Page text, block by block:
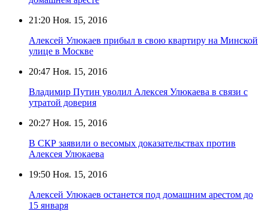
21:20 Ноя. 15, 2016
Алексей Улюкаев прибыл в свою квартиру на Минской
улице в Москве
20:47 Ноя. 15, 2016
Владимир Путин уволил Алексея Улюкаева в связи с
утратой доверия
20:27 Ноя. 15, 2016
В СКР заявили о весомых доказательствах против
Алексея Улюкаева
19:50 Ноя. 15, 2016
Алексей Улюкаев останется под домашним арестом до
15 января